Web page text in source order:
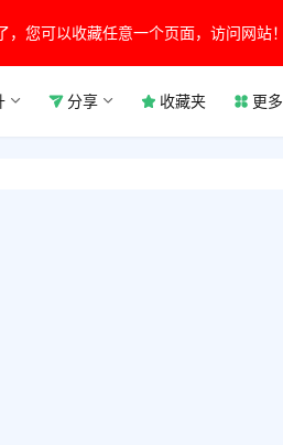
您可以收藏任意一个页面，访问网站！
分享 收藏夹 更多